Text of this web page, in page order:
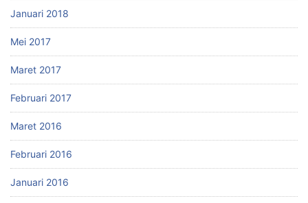
Januari 2018
Mei 2017
Maret 2017
Februari 2017
Maret 2016
Februari 2016
Januari 2016